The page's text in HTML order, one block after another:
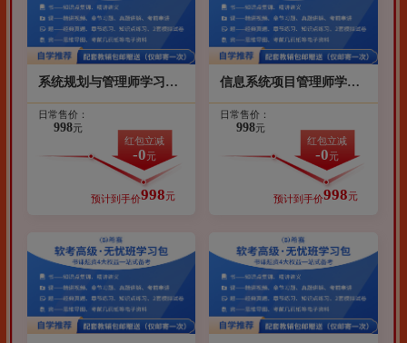
系统规划与管理师学习包
（班型：无忧通关班）
日常售价：
998元
红包立减
-0元
预计到手价998元
信息系统项目管理师学习
包（班型：无忧通关班）
日常售价：
998元
红包立减
-0元
预计到手价998元